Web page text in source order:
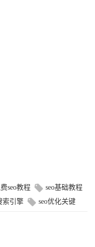
seo教程
seo基础教程
索引擎 seo优化关键